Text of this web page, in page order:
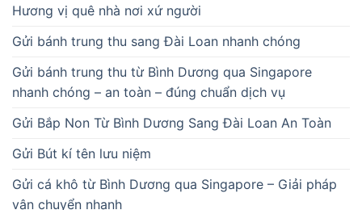
Hương vị quê nhà nơi xứ người
Gửi bánh trung thu sang Đài Loan nhanh chóng
Gửi bánh trung thu từ Bình Dương qua Singapore
nhanh chóng – an toàn – đúng chuẩn dịch vụ
Gửi Bắp Non Từ Bình Dương Sang Đài Loan An Toàn
Gửi Bút kí tên lưu niệm
Gửi cá khô từ Bình Dương qua Singapore – Giải pháp
vận chuyển nhanh